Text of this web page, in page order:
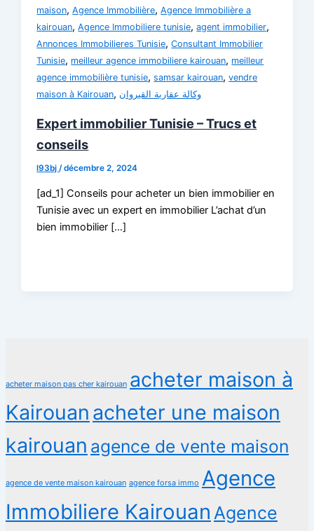
maison,Agence Immobilière,Agence Immobilière a
kairouan,Agence Immobiliere tunisie,agent immobilier,
Annonces Immobilieres Tunisie,Consultant Immobilier
Tunisie, meilleur agence immobiliere kairouan, meilleur
agence immobilière tunisie,samsar kairouan,vendre
maison à Kairouan, وكالة عقارية القيروان
Expert immobilier Tunisie – Trucs et
conseils
l93bj/décembre 2, 2024
[ad_1] Conseils pour acheter un bien immobilier en
Tunisie avec un expert en immobilier L’achat d’un
bien immobilier […]
acheter maison pas cher kairouan acheter maison à
Kairouan acheter une maison
kairouan agence de vente maison
agence de vente maison kairouan agence forsa immo Agence
Immobiliere Kairouan Agence